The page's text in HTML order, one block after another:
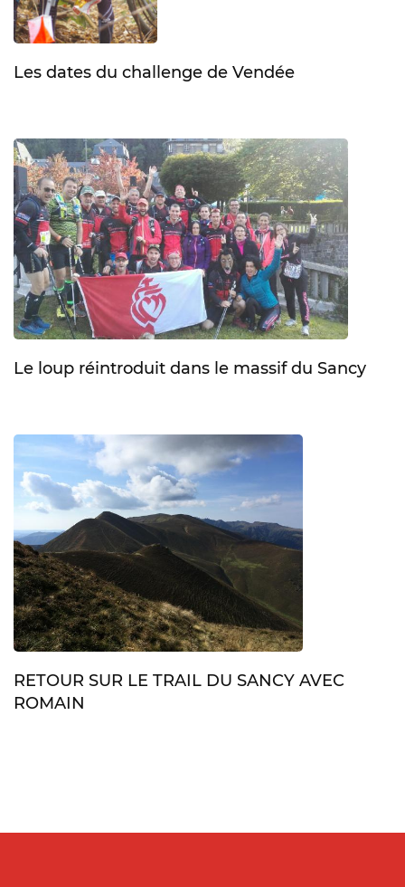
Les dates du challenge de Vendée
Le loup réintroduit dans le massif du Sancy
RETOUR SUR LE TRAIL DU SANCY AVEC
ROMAIN